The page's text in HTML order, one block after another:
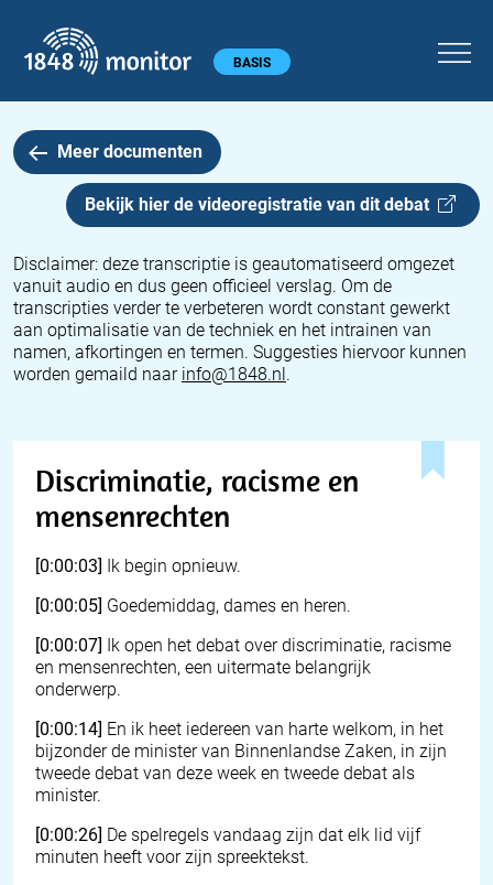
Hoofdmenu BASIS
Meer documenten
Bekijk hier de videoregistratie van dit debat
Disclaimer: deze transcriptie is geautomatiseerd omgezet
vanuit audio en dus geen officieel verslag. Om de
transcripties verder te verbeteren wordt constant gewerkt
aan optimalisatie van de techniek en het intrainen van
namen, afkortingen en termen. Suggesties hiervoor kunnen
worden gemaild naar info@1848.nl.
Discriminatie, racisme en
mensenrechten
[0:00:03] Ik begin opnieuw.
[0:00:05] Goedemiddag, dames en heren.
[0:00:07] Ik open het debat over discriminatie, racisme
en mensenrechten, een uitermate belangrijk
onderwerp.
[0:00:14] En ik heet iedereen van harte welkom, in het
bijzonder de minister van Binnenlandse Zaken, in zijn
tweede debat van deze week en tweede debat als
minister.
[0:00:26] De spelregels vandaag zijn dat elk lid vijf
minuten heeft voor zijn spreektekst.